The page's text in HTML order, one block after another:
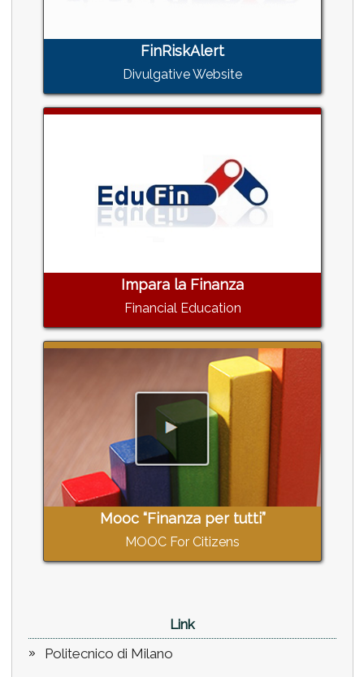
FinRiskAlert
Divulgative Website
Impara la Finanza
Financial Education
Mooc “Finanza per tutti”
MOOC For Citizens
Link
Politecnico di Milano